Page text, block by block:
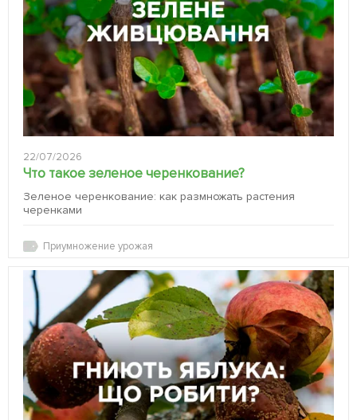
22/07/2026
Что такое зеленое черенкование?
Зеленое черенкование: как размножать растения
черенками
Приумножение урожая